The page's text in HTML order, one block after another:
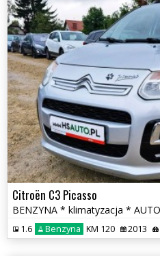
Citroën C3 Picasso
1.6 Benzyna KM 120 2013